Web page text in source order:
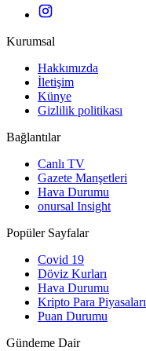
Kurumsal
Hakkımızda
İletişim
Künye
Gizlilik politikası
Bağlantılar
Canlı TV
Gazete Manşetleri
Hava Durumu
onursal Insight
Popüler Sayfalar
Covid 19
Döviz Kurları
Hava Durumu
Kripto Para Piyasaları
Puan Durumu
Gündeme Dair